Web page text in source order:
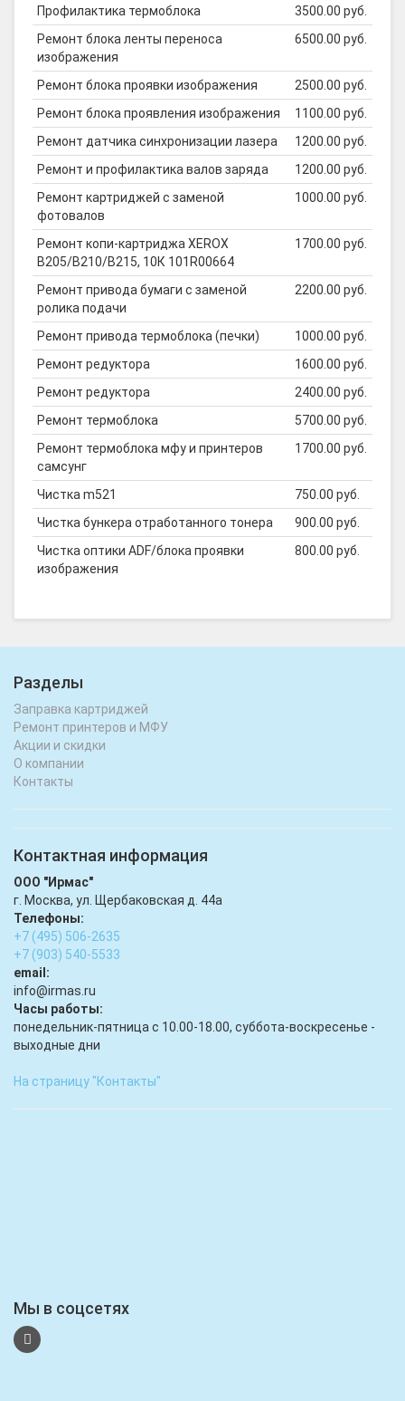
Профилактика термоблока
3500.00 руб.
Ремонт блока ленты переноса
изображения
6500.00 руб.
Ремонт блока проявки изображения
2500.00 руб.
Ремонт блока проявления изображения
1100.00 руб.
Ремонт датчика синхронизации лазера
1200.00 руб.
Ремонт и профилактика валов заряда
1200.00 руб.
Ремонт картриджей с заменой
фотовалов
1000.00 руб.
Ремонт копи-картриджа XEROX
B205/B210/B215, 10К 101R00664
1700.00 руб.
Ремонт привода бумаги с заменой
ролика подачи
2200.00 руб.
Ремонт привода термоблока (печки)
1000.00 руб.
Ремонт редуктора
1600.00 руб.
Ремонт редуктора
2400.00 руб.
Ремонт термоблока
5700.00 руб.
Ремонт термоблока мфу и принтеров
самсунг
1700.00 руб.
Чистка m521
750.00 руб.
Чистка бункера отработанного тонера
900.00 руб.
Чистка оптики ADF/блока проявки
изображения
800.00 руб.
Разделы
Заправка картриджей
Ремонт принтеров и МФУ
Акции и скидки
О компании
Контакты
Контактная информация
ООО "Ирмас"
г. Москва, ул. Щербаковская д. 44а
Телефоны:
+7 (495) 506-2635
+7 (903) 540-5533
email:
infо@irmas.ru
Часы работы:
понедельник-пятница с 10.00-18.00, суббота-воскресенье -
выходные дни
На страницу "Контакты"
Мы в соцсетях